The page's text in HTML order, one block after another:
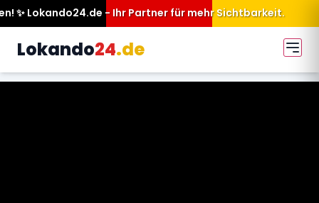
Partner für mehr Sichtbarkeit.
Lokando24.de